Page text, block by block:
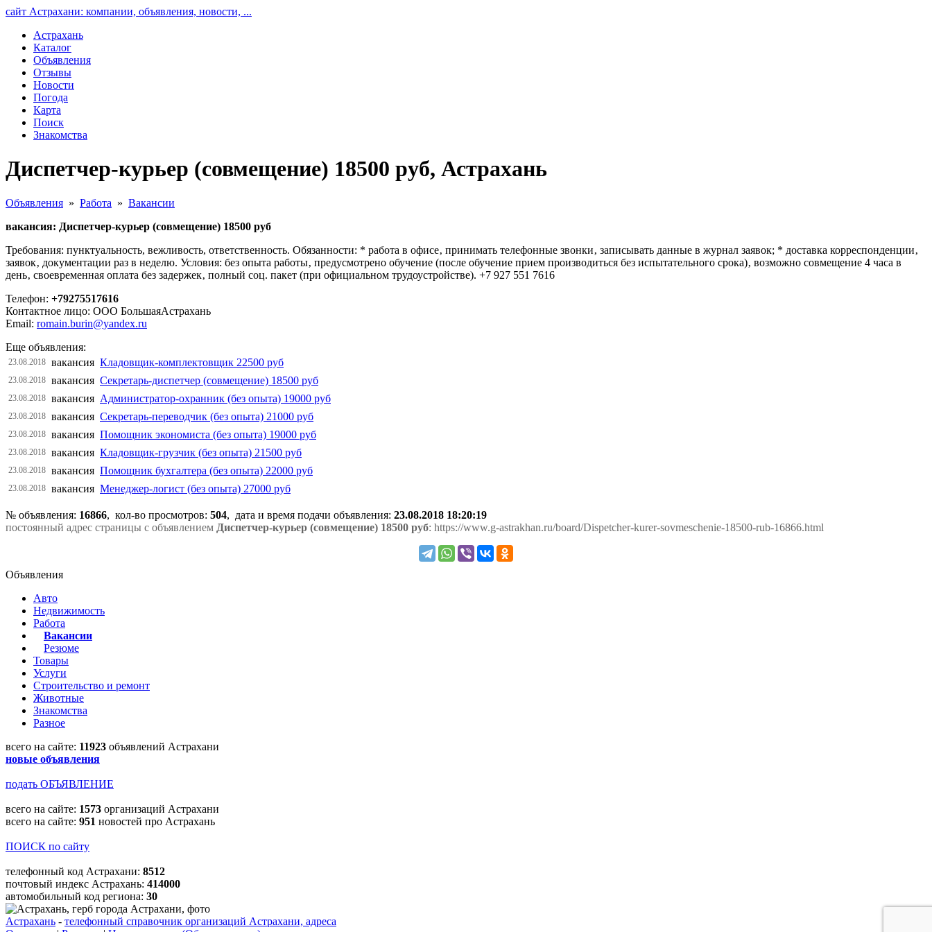
сайт Астрахани: компании, объявления, новости, ...
Астрахань
Каталог
Объявления
Отзывы
Новости
Погода
Карта
Поиск
Знакомства
Диспетчер-курьер (совмещение) 18500 руб, Астрахань
Объявления » Работа » Вакансии
вакансия: Диспетчер-курьер (совмещение) 18500 руб
Требования: пунктуальность, вежливость, ответственность. Обязанности: * работа в офисе‚ принимать телефонные звонки‚ записывать данные в журнал заявок; * доставка корреспонденции‚
заявок‚ документации раз в неделю. Условия: без опыта работы‚ предусмотрено обучение (после обучение прием производиться без испытательного срока)‚ возможно совмещение 4 часа в
день‚ своевременная оплата без задержек‚ полный соц. пакет (при официальном трудоустройстве). +7 927 551 7616
Телефон: +79275517616
Контактное лицо: ООО БольшаяАстрахань
Email: romain.burin@yandex.ru
Еще объявления:
23.08.2018 вакансия Кладовщик-комплектовщик 22500 руб
23.08.2018 вакансия Секретарь-диспетчер (совмещение) 18500 руб
23.08.2018 вакансия Администратор-охранник (без опыта) 19000 руб
23.08.2018 вакансия Секретарь-переводчик (без опыта) 21000 руб
23.08.2018 вакансия Помощник экономиста (без опыта) 19000 руб
23.08.2018 вакансия Кладовщик-грузчик (без опыта) 21500 руб
23.08.2018 вакансия Помощник бухгалтера (без опыта) 22000 руб
23.08.2018 вакансия Менеджер-логист (без опыта) 27000 руб
№ объявления: 16866, кол-во просмотров: 504, дата и время подачи объявления: 23.08.2018 18:20:19
постоянный адрес страницы с объявлением Диспетчер-курьер (совмещение) 18500 руб: https://www.g-astrakhan.ru/board/Dispetcher-kurer-sovmeschenie-18500-rub-16866.html
Объявления
Авто
Недвижимость
Работа
Вакансии
Резюме
Товары
Услуги
Строительство и ремонт
Животные
Знакомства
Разное
всего на сайте: 11923 объявлений Астрахани
новые объявления
подать ОБЪЯВЛЕНИЕ
всего на сайте: 1573 организаций Астрахани
всего на сайте: 951 новостей про Астрахань
ПОИСК по сайту
телефонный код Астрахани: 8512
почтовый индекс Астрахань: 414000
автомобильный код региона: 30
Астрахань - телефонный справочник организаций Астрахани, адреса